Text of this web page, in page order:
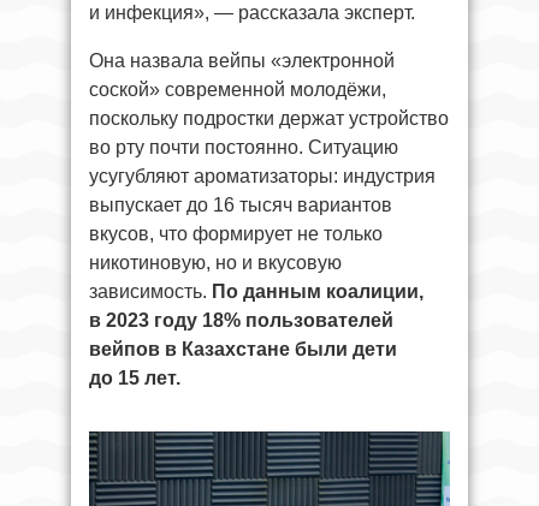
и инфекция», — рассказала эксперт.
Она назвала вейпы «электронной
соской» современной молодёжи,
поскольку подростки держат устройство
во рту почти постоянно. Ситуацию
усугубляют ароматизаторы: индустрия
выпускает до 16 тысяч вариантов
вкусов, что формирует не только
никотиновую, но и вкусовую
зависимость. По данным коалиции,
в 2023 году 18% пользователей
вейпов в Казахстане были дети
до 15 лет.